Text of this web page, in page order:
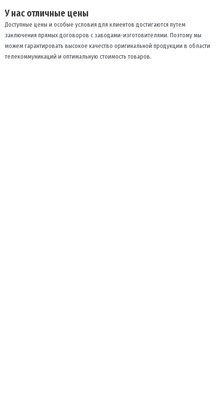
У нас отличные цены
Доступные цены и особые условия для клиентов достигаются путем
заключения прямых договоров с заводами-изготовителями. Поэтому мы
можем гарантировать высокое качество оригинальной продукции в области
телекоммуникаций и оптимальную стоимость товаров.